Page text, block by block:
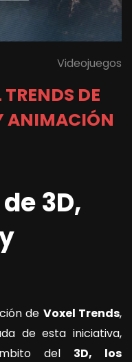
Videojuegos
DE
ANIMACIÓN
3D,
de Voxel Trends,
de esta iniciativa,
del 3D, los